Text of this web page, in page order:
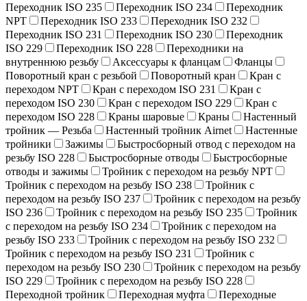
Переходник ISO 235
Переходник ISO 234
Переходник
NPT
Переходник ISO 233
Переходник ISO 232
Переходник ISO 231
Переходник ISO 230
Переходник
ISO 229
Переходник ISO 228
Переходники на
внутреннюю резьбу
Аксессуары к фланцам
Фланцы
Поворотный кран c резьбой
Поворотный кран
Кран с
переходом NPT
Кран с переходом ISO 231
Кран с
переходом ISO 230
Кран с переходом ISO 229
Кран с
переходом ISO 228
Краны шаровые Краны
Настенный
тройник — Резьба
Настенный тройник Airnet
Настенные
тройники
Зажимы
Быстросборный отвод с переходом на
резьбу ISO 228
Быстросборные отводы
Быстросборные
отводы и зажимы
Тройник с переходом на резьбу NPT
Тройник с переходом на резьбу ISO 238
Тройник с
переходом на резьбу ISO 237
Тройник с переходом на резьбу
ISO 236
Тройник с переходом на резьбу ISO 235
Тройник
с переходом на резьбу ISO 234
Тройник с переходом на
резьбу ISO 233
Тройник с переходом на резьбу ISO 232
Тройник с переходом на резьбу ISO 231
Тройник с
переходом на резьбу ISO 230
Тройник с переходом на резьбу
ISO 229
Тройник с переходом на резьбу ISO 228
Переходной тройник
Переходная муфта
Переходные